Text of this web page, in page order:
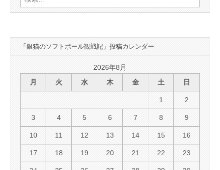
索:
「銀猫のソフトボール観戦記」投稿カレンダー
2026年8月
月
火 水 木 金 土 日
1 2
3 4 5 6 7 8 9
10 11 12 13 14 15 16
17 18 19 20 21 22 23